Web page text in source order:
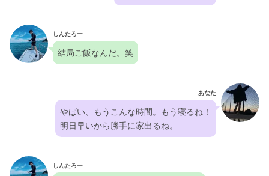
しんたろー
結局ご飯なんだ。笑
あなた
やばい、もうこんな時間。もう寝るね！
明日早いから勝手に家出るね。
しんたろー